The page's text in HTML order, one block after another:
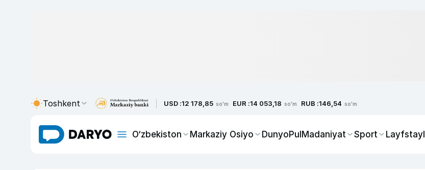
Toshkent USD :12 178,85 so'm EUR :14 053,18 so'm RUB :146,54 so'm
O‘zbekiston Markaziy Osiyo DunyoPulMadaniyat Sport Layfstayl